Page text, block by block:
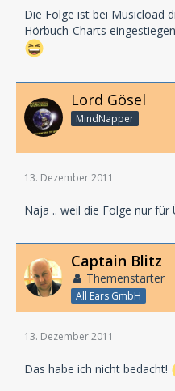
Die Folge ist bei Musicload
Hörbuch-Charts
Lord Gösel
MindNapper
13. Dezember 2011
Naja .. weil die Folge nur für
Captain Blitz
Themenstarter
All Ears GmbH
13. Dezember 2011
Das habe ich nicht bedacht!